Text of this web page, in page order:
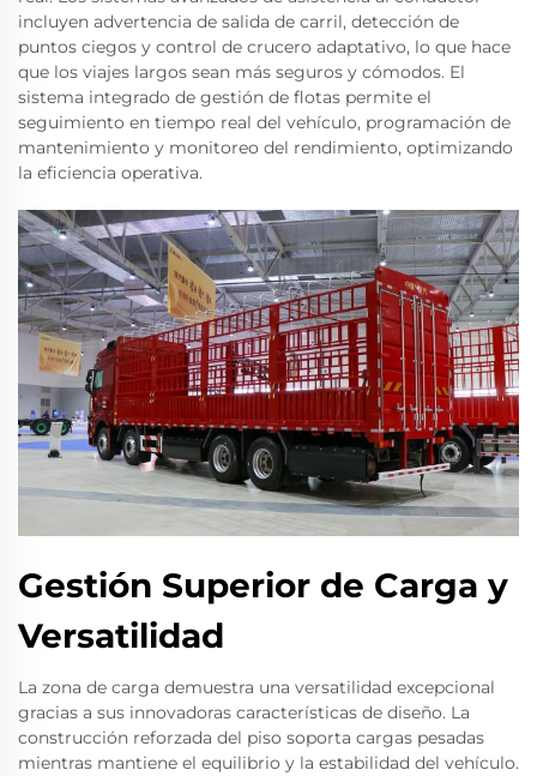
incluyen advertencia de salida de carril, detección de
puntos ciegos y control de crucero adaptativo, lo que hace
que los viajes largos sean más seguros y cómodos. El
sistema integrado de gestión de flotas permite el
seguimiento en tiempo real del vehículo, programación de
mantenimiento y monitoreo del rendimiento, optimizando
la eficiencia operativa.
Gestión Superior de Carga y
Versatilidad
La zona de carga demuestra una versatilidad excepcional
gracias a sus innovadoras características de diseño. La
construcción reforzada del piso soporta cargas pesadas
mientras mantiene el equilibrio y la estabilidad del vehículo.